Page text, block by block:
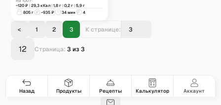
в аэрогриле
~120 ₽| 29,3 кКал| 1,8 г| 0,2 г| 5,9 г
805 г ~935 ₽ 34 мин 4
< 1 2 3 К странице:
Страница: 3 из3
12
Назад Продукты Рецепты Калькулятор Аккаунт
Гастро-сеты 8 Рецепты 171 Продукты 5078 42
База знаний Калькулятор калорий